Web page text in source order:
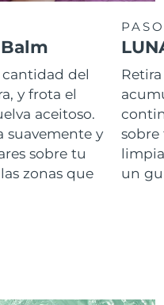
del
y frota el
aceitoso.
suavemente y
sobre tu
zonas que
un